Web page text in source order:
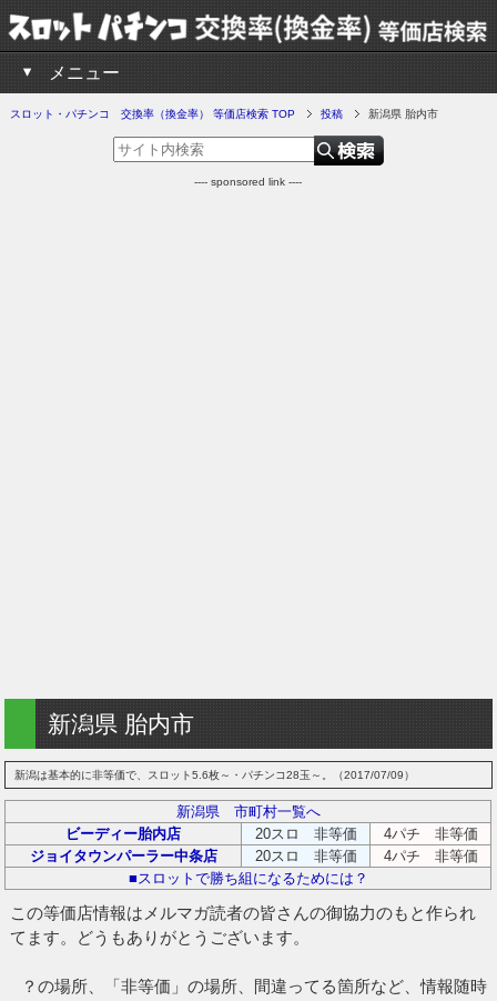
メニュー
スロット・パチンコ 交換率（換金率） 等価店検索 TOP 投稿 新潟県 胎内市
---- sponsored link ----
新潟県 胎内市
新潟は基本的に非等価で、スロット5.6枚～・パチンコ28玉～。（2017/07/09）
新潟県 市町村一覧へ
ビーディー胎内店
20スロ 非等価
4パチ 非等価
ジョイタウンパーラー中条店
20スロ 非等価
4パチ 非等価
■スロットで勝ち組になるためには？
この等価店情報はメルマガ読者の皆さんの御協力のもと作られ
てます。どうもありがとうございます。
？の場所、「非等価」の場所、間違ってる箇所など、情報随時